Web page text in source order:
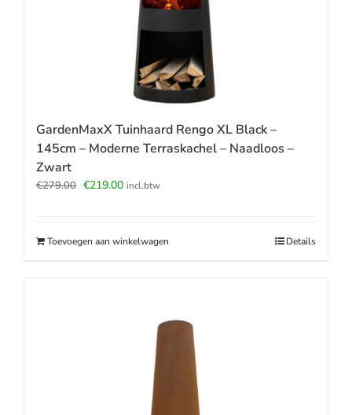
GardenMaxX Tuinhaard Rengo XL Black –
145cm – Moderne Terraskachel – Naadloos –
Zwart
€279.00 Oorspronkelijke
€219.00Huidige
incl.btw
Toevoegen aan winkelwagen Details